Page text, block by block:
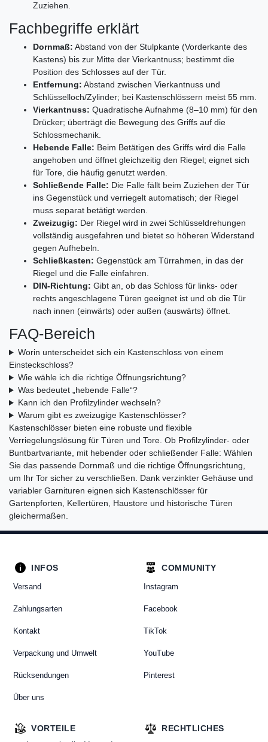
Zuziehen.
Fachbegriffe erklärt
Dornmaß: Abstand von der Stulpkante (Vorderkante des
Kastens) bis zur Mitte der Vierkantnuss; bestimmt die
Position des Schlosses auf der Tür.
Entfernung: Abstand zwischen Vierkantnuss und
Schlüsselloch/Zylinder; bei Kastenschlössern meist 55 mm.
Vierkantnuss: Quadratische Aufnahme (8–10 mm) für den
Drücker; überträgt die Bewegung des Griffs auf die
Schlossmechanik.
Hebende Falle: Beim Betätigen des Griffs wird die Falle
angehoben und öffnet gleichzeitig den Riegel; eignet sich
für Tore, die häufig genutzt werden.
Schließende Falle: Die Falle fällt beim Zuziehen der Tür
ins Gegenstück und verriegelt automatisch; der Riegel
muss separat betätigt werden.
Zweizugig: Der Riegel wird in zwei Schlüsseldrehungen
vollständig ausgefahren und bietet so höheren Widerstand
gegen Aufhebeln.
Schließkasten: Gegenstück am Türrahmen, in das der
Riegel und die Falle einfahren.
DIN‑Richtung: Gibt an, ob das Schloss für links- oder
rechts angeschlagene Türen geeignet ist und ob die Tür
nach innen (einwärts) oder außen (auswärts) öffnet.
FAQ‑Bereich
Worin unterscheidet sich ein Kastenschloss von einem
Einsteckschloss?
Wie wähle ich die richtige Öffnungsrichtung?
Was bedeutet „hebende Falle“?
Kann ich den Profilzylinder wechseln?
Warum gibt es zweizugige Kastenschlösser?
Kastenschlösser bieten eine robuste und flexible
Verriegelungslösung für Türen und Tore. Ob Profilzylinder‑ oder
Buntbartvariante, mit hebender oder schließender Falle: Wählen
Sie das passende Dornmaß und die richtige Öffnungsrichtung,
um Ihr Tor sicher zu verschließen. Dank verzinkter Gehäuse und
variabler Garnituren eignen sich Kastenschlösser für
Gartenpforten, Kellertüren, Haustore und historische Türen
gleichermaßen.
INFOS
Versand
Zahlungsarten
Kontakt
Verpackung und Umwelt
Rücksendungen
Über uns
COMMUNITY
Instagram
Facebook
TikTok
YouTube
Pinterest
RECHTLICHES
VORTEILE